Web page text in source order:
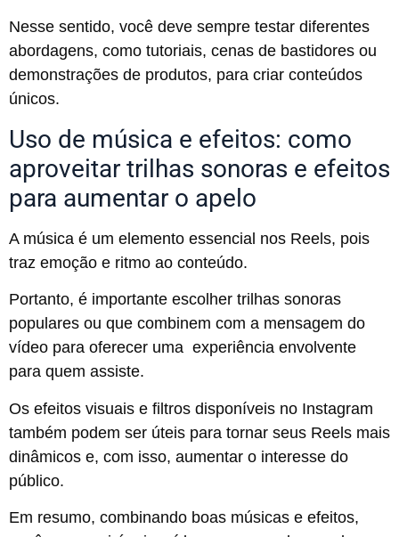
Nesse sentido, você deve sempre testar diferentes
abordagens, como tutoriais, cenas de bastidores ou
demonstrações de produtos, para criar conteúdos
únicos.
Uso de música e efeitos: como
aproveitar trilhas sonoras e efeitos
para aumentar o apelo
A música é um elemento essencial nos Reels, pois
traz emoção e ritmo ao conteúdo.
Portanto, é importante escolher trilhas sonoras
populares ou que combinem com a mensagem do
vídeo para oferecer uma experiência envolvente
para quem assiste.
Os efeitos visuais e filtros disponíveis no Instagram
também podem ser úteis para tornar seus Reels mais
dinâmicos e, com isso, aumentar o interesse do
público.
Em resumo, combinando boas músicas e efeitos,